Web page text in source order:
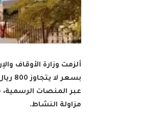
ألزمت وزارة الأوقاف
عبر المنصات
مزاولة النشاط.